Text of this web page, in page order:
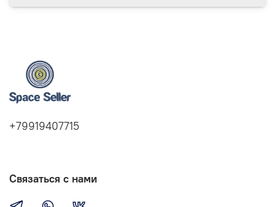
+79919407715
Связаться с нами